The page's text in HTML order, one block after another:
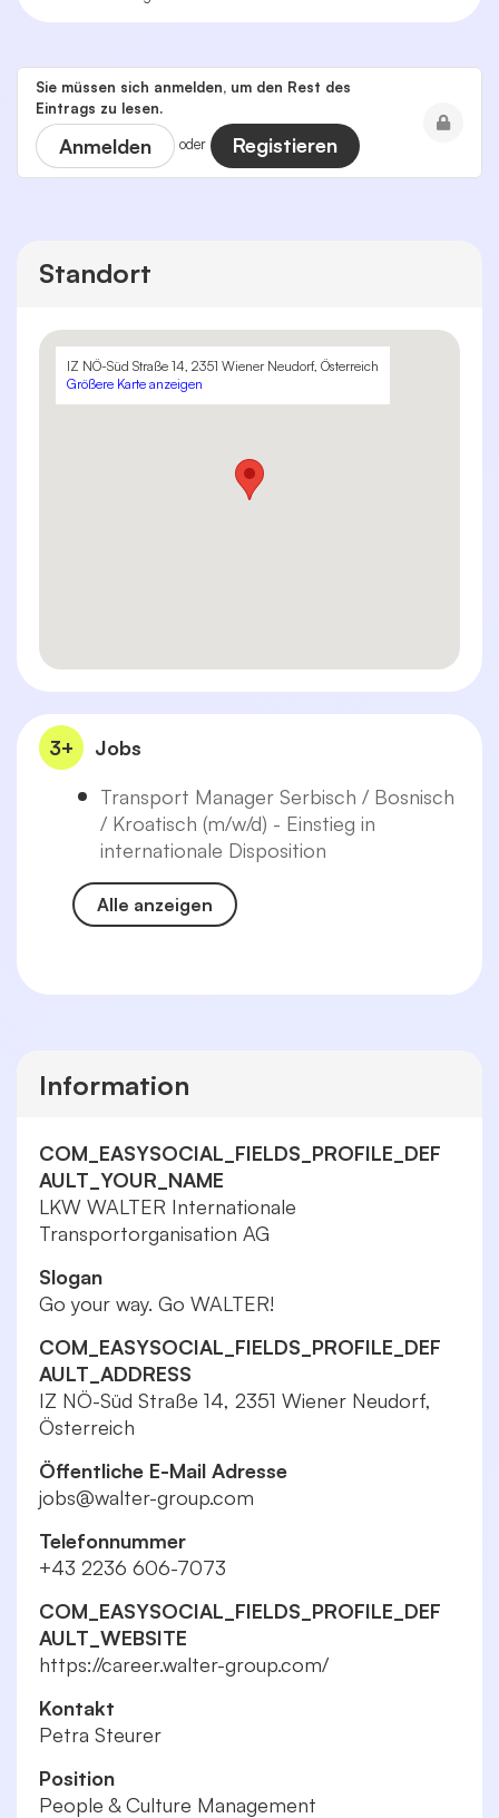
Sie müssen sich anmelden, um den Rest des
Eintrags zu lesen.
Anmelden oder Registieren
Standort
IZ NÖ-Süd Straße 14, 2351 Wiener Neudorf, Österreich
Größere Karte anzeigen
3+
Jobs
Transport Manager Serbisch / Bosnisch
/ Kroatisch (m/w/d) - Einstieg in
internationale Disposition
Alle anzeigen
Information
COM_EASYSOCIAL_FIELDS_PROFILE_DEF
AULT_YOUR_NAME
LKW WALTER Internationale
Transportorganisation AG
Slogan
Go your way. Go WALTER!
COM_EASYSOCIAL_FIELDS_PROFILE_DEF
AULT_ADDRESS
IZ NÖ-Süd Straße 14, 2351 Wiener Neudorf,
Österreich
Öffentliche E-Mail Adresse
jobs@walter-group.com
Telefonnummer
+43 2236 606-7073
COM_EASYSOCIAL_FIELDS_PROFILE_DEF
AULT_WEBSITE
https://career.walter-group.com/
Kontakt
Petra Steurer
Position
People & Culture Management